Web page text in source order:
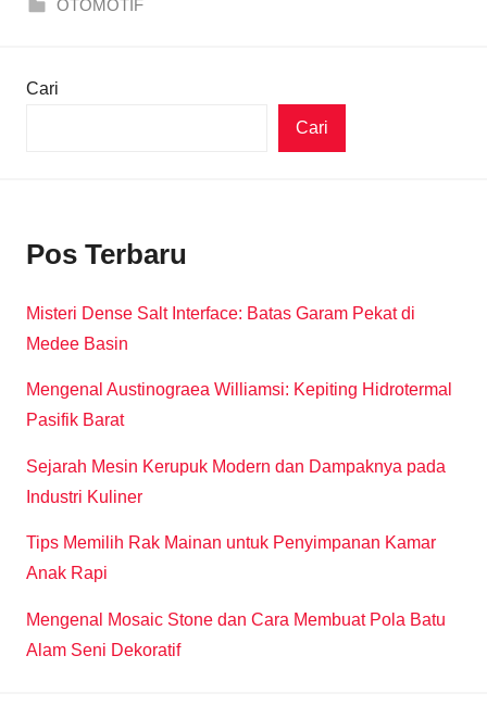
OTOMOTIF
Cari
Cari
Pos Terbaru
Misteri Dense Salt Interface: Batas Garam Pekat di
Medee Basin
Mengenal Austinograea Williamsi: Kepiting Hidrotermal
Pasifik Barat
Sejarah Mesin Kerupuk Modern dan Dampaknya pada
Industri Kuliner
Tips Memilih Rak Mainan untuk Penyimpanan Kamar
Anak Rapi
Mengenal Mosaic Stone dan Cara Membuat Pola Batu
Alam Seni Dekoratif